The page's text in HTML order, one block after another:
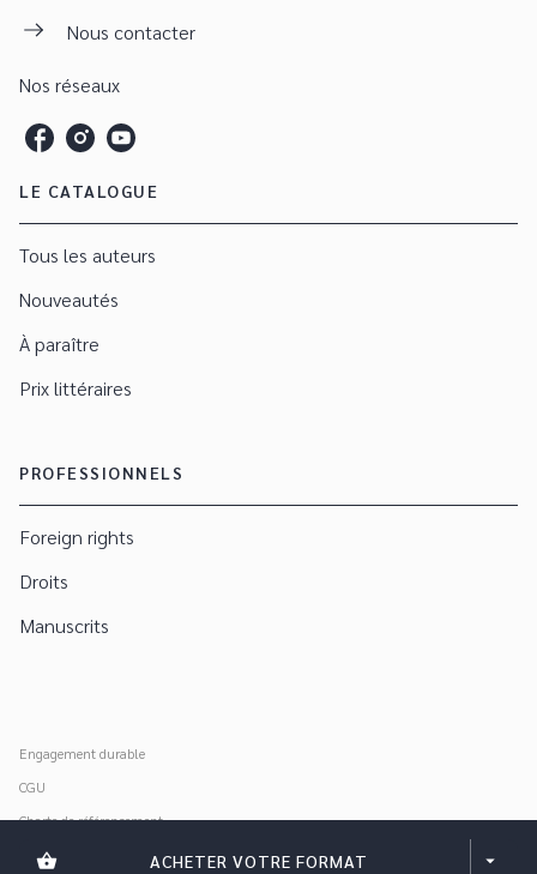
shopping_basket ACHETER VOTRE FORMAT arrow_drop_down
Nous contacter
Nos réseaux
LE CATALOGUE
Tous les auteurs
Nouveautés
À paraître
Prix littéraires
PROFESSIONNELS
Foreign rights
Droits
Manuscrits
Engagement durable
CGU
Charte de référencement
Données personnelles